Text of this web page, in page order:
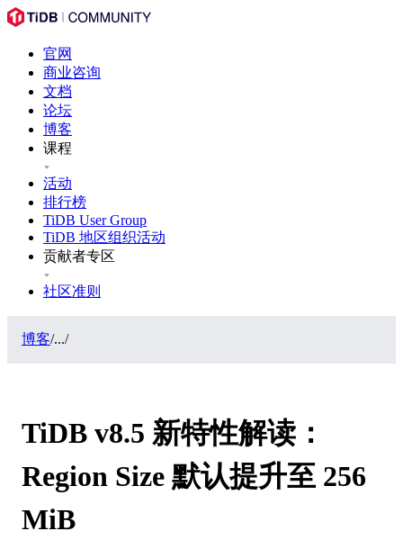
官网
商业咨询
文档
论坛
博客
课程
活动
排行榜
TiDB User Group
TiDB 地区组织活动
贡献者专区
社区准则
博客/.../
TiDB v8.5 新特性解读：
Region Size 默认提升至 256
MiB